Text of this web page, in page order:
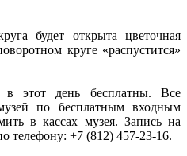
будет открыта цветочная
круге «распустится»
в этот день бесплатны. Все
по бесплатным входным
в кассах музея. Запись на
телефону: +7 (812) 457-23-16.